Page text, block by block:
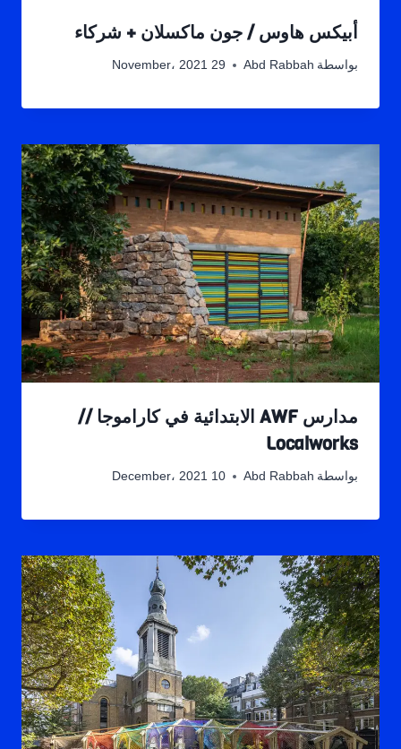
أبيكس هاوس / جون ماكسلان + شركاء
بواسطة Abd Rabbah 29 November، 2021
مدارس AWF الابتدائية في كاراموجا //
Localworks
بواسطة Abd Rabbah 10 December، 2021